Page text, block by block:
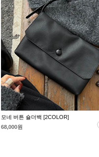
모네 버튼 숄더백 [2COLOR]
68,000원